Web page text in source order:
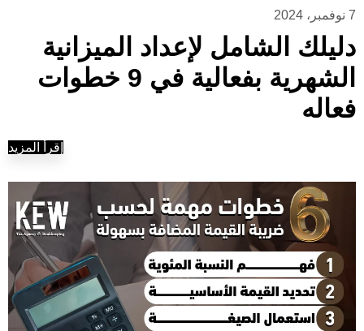
7 نوفمبر، 2024
دليلك الشامل لإعداد الميزانية
الشهرية بفعالية في 9 خطوات
فعاله
إقرأ المزيد